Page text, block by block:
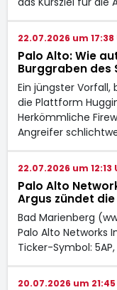
22.07.2026 um 17:38
Palo Alto: Wie
Burggraben
Ein jüngster
die Plattform
Herkömmliche
Angreifer
22.07.2026 um 12:13
Palo Alto
Argus zündet
Bad Marienberg
Palo Alto Networks
Ticker-Symbol:
20.07.2026 um 21:45